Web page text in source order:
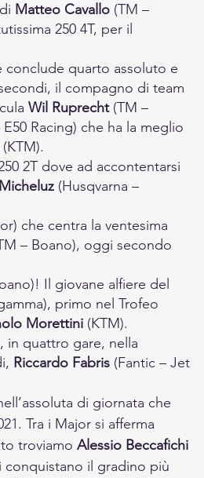
Matteo Cavallo (TM –
250 4T, per il
conclude quarto assoluto e
il compagno di team
Wil Ruprecht (TM –
E50 Racing) che ha la meglio
(KTM).
2T dove ad accontentarsi
(Husqvarna –
che centra la ventesima
– Boano), oggi secondo
Il giovane alfiere del
primo nel Trofeo
Morettini (KTM).
in quattro gare, nella
Riccardo Fabris (Fantic – Jet
di giornata che
Tra i Major si afferma
troviamo Alessio Beccafichi
conquistano il gradino più